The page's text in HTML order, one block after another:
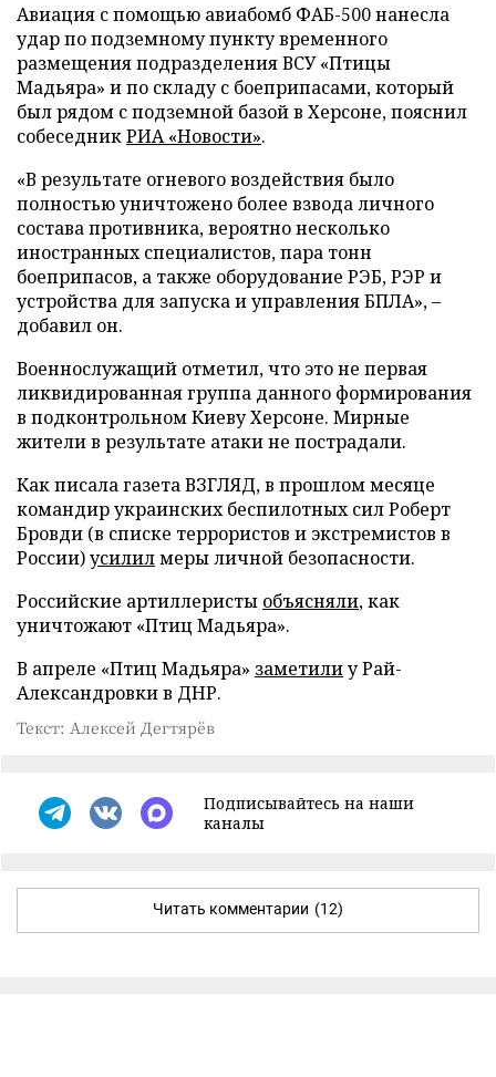
Авиация с помощью авиабомб ФАБ-500 нанесла
удар по подземному пункту временного
размещения подразделения ВСУ «Птицы
Мадьяра» и по складу с боеприпасами, который
был рядом с подземной базой в Херсоне, пояснил
собеседникРИА «Новости».
«В результате огневого воздействия было
полностью уничтожено более взвода личного
состава противника, вероятно несколько
иностранных специалистов, пара тонн
боеприпасов, а также оборудование РЭБ, РЭР и
устройства для запуска и управления БПЛА», –
добавил он.
Военнослужащий отметил, что это не первая
ликвидированная группа данного формирования
в подконтрольном Киеву Херсоне. Мирные
жители в результате атаки не пострадали.
Как писала газета ВЗГЛЯД, в прошлом месяце
командир украинских беспилотных сил Роберт
Бровди (в списке террористов и экстремистов в
России)усилилмеры личной безопасности.
Российские артиллеристы объясняли, как
уничтожают «Птиц Мадьяра».
В апреле «Птиц Мадьяра» заметилиу Рай-
Александровки в ДНР.
Текст: Алексей Дегтярёв
Подписывайтесь на наши
каналы
Читать комментарии (12)